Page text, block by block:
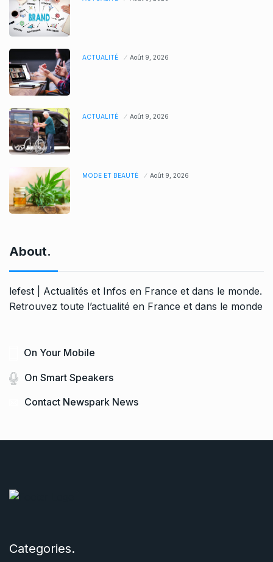
ACTUALITÉ Août 9, 2026
ACTUALITÉ Août 9, 2026
MODE ET BEAUTÉ Août 9, 2026
About.
lefest | Actualités et Infos en France et dans le monde.
Retrouvez toute l’actualité en France et dans le monde
On Your Mobile
On Smart Speakers
Contact Newspark News
Categories.